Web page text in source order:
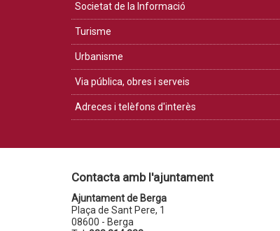
Societat de la Informació
Turisme
Urbanisme
Via pública, obres i serveis
Adreces i telèfons d'interès
Contacta amb l'ajuntament
Ajuntament de Berga
Plaça de Sant Pere, 1
08600 - Berga